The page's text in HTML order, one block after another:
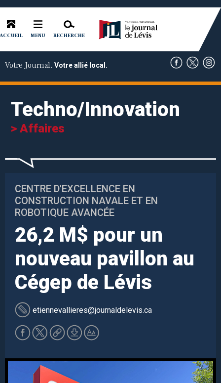
ACCUEIL MENU RECHERCHE
Votre Journal. Votre allié local.
Techno/Innovation
> Affaires
CENTRE D'EXCELLENCE EN
CONSTRUCTION NAVALE ET EN
ROBOTIQUE AVANCÉE
26,2 M$ pour un
nouveau pavillon au
Cégep de Lévis
etiennevallieres@journaldelevis.ca